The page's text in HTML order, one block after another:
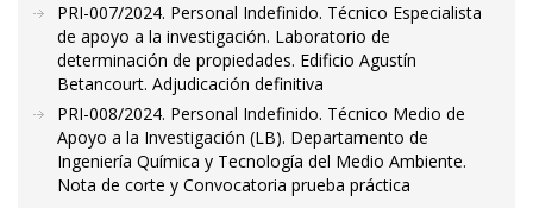
PRI-007/2024. Personal Indefinido. Técnico Especialista
de apoyo a la investigación. Laboratorio de
determinación de propiedades. Edificio Agustín
Betancourt. Adjudicación definitiva
PRI-008/2024. Personal Indefinido. Técnico Medio de
Apoyo a la Investigación (LB). Departamento de
Ingeniería Química y Tecnología del Medio Ambiente.
Nota de corte y Convocatoria prueba práctica